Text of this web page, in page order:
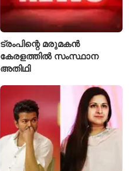
ട്രംപിന്റെ മരുമകൻ
കേരളത്തിൽ സംസ്ഥാന
അതിഥി